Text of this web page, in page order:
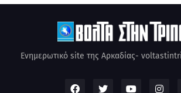
Ενημερωτικό site της Αρκαδίας-